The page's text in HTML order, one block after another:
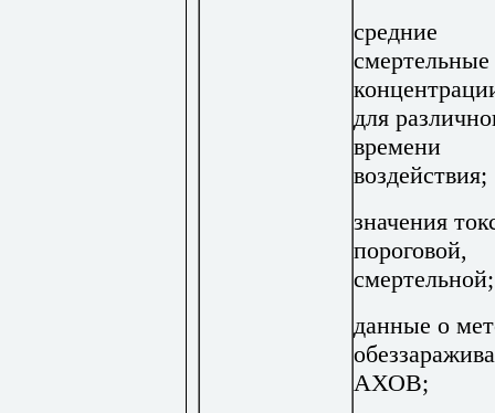
средние
смертельные
для
времени
воздействия;
значения
пороговой,
смертельной;
данные о
АХОВ;